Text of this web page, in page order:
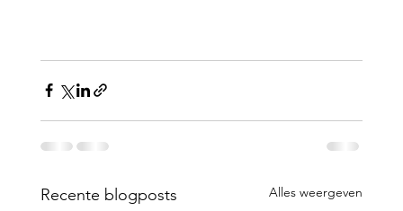
Recente blogposts Alles weergeven